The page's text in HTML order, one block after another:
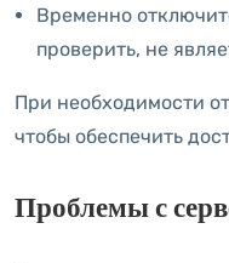
Временно
проверить, не
При необходимости
чтобы обеспечить
Проблемы с